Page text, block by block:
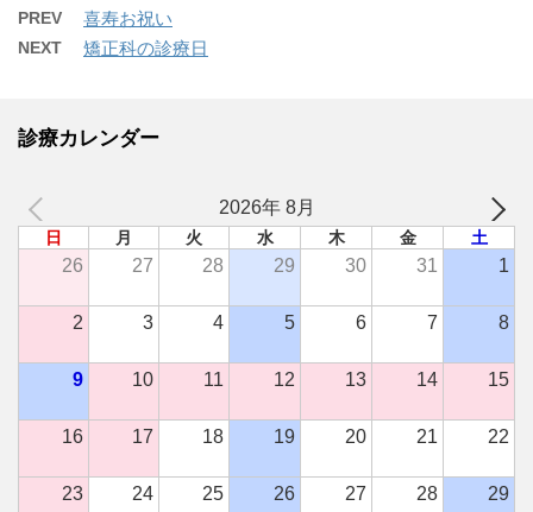
PREV 喜寿お祝い
NEXT 矯正科の診療日
診療カレンダー
2026年 8月
日 月 火 水 木 金 土
26 27 28 29 30 31 1
2 3 4 5 6 7 8
9 10 11 12 13 14 15
16 17 18 19 20 21 22
23 24 25 26 27 28 29